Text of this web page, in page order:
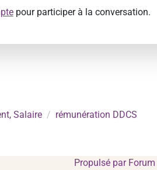
pour participer à la conversation.
Salaire rémunération DDCS
Propulsé par Forum